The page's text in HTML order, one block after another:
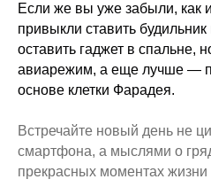
Если же вы уже забыли, как
привыкли ставить
оставить гаджет в спальне,
авиарежим, а еще лучше —
основе клетки Фарадея.
Встречайте новый день не
смартфона, а мыслями о
прекрасных моментах жизни